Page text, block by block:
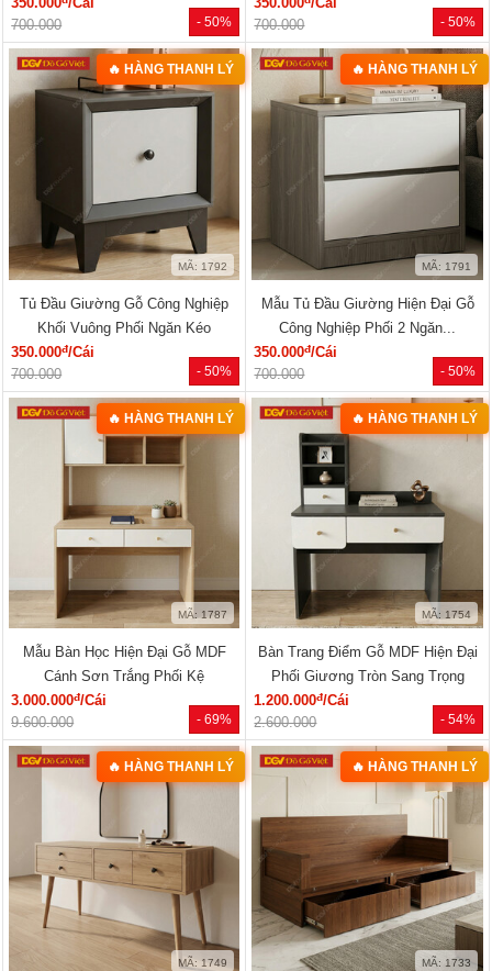
- 50%
700.000
- 50%
700.000
- 50%
🔥 HÀNG THANH LÝ
MÃ: 1792
Tủ Đầu Giường Gỗ Công Nghiệp
Khối Vuông Phối Ngăn Kéo
350.000đ/Cái
700.000
- 50%
🔥 HÀNG THANH LÝ
MÃ: 1791
Mẫu Tủ Đầu Giường Hiện Đại Gỗ
Công Nghiệp Phối 2 Ngăn...
350.000đ/Cái
700.000
- 69%
🔥 HÀNG THANH LÝ
MÃ: 1787
Mẫu Bàn Học Hiện Đại Gỗ MDF
Cánh Sơn Trắng Phối Kệ
3.000.000đ/Cái
9.600.000
- 54%
🔥 HÀNG THANH LÝ
MÃ: 1754
Bàn Trang Điểm Gỗ MDF Hiện Đại
Phối Giương Tròn Sang Trọng
1.200.000đ/Cái
2.600.000
🔥 HÀNG THANH LÝ
MÃ: 1749
🔥 HÀNG THANH LÝ
MÃ: 1733